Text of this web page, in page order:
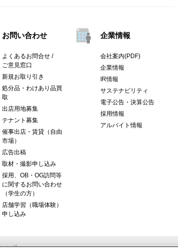
お問い合わせ
よくあるお問合せ /
ご意見窓口
新規お取り引き
処分品・わけあり品買
取
出店用地募集
テナント募集
催事出店・賃貸（自由
市場）
広告出稿
取材・撮影申し込み
採用、OB・OG訪問等
に関するお問い合わせ
（学生の方）
店舗学習（職場体験）
申し込み
企業情報
会社案内(PDF)
企業情報
IR情報
サステナビリティ
電子公告・決算公告
採用情報
アルバイト情報
ンダー